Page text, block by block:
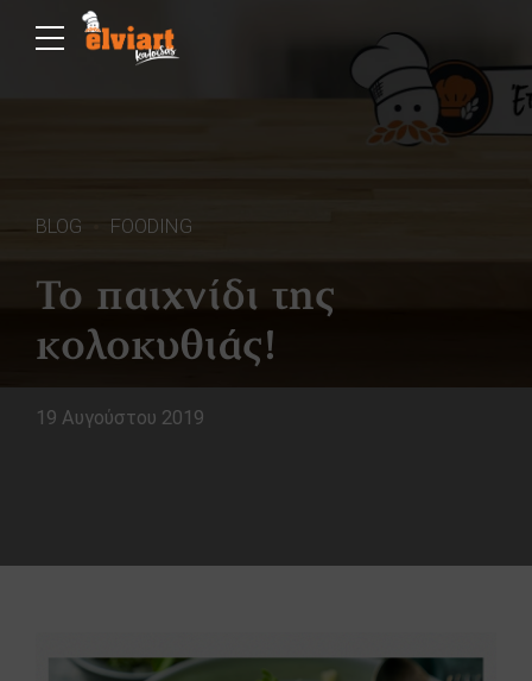
BLOG FOODING
Το παιχνίδι της
κολοκυθιάς!
19 Αυγούστου 2019